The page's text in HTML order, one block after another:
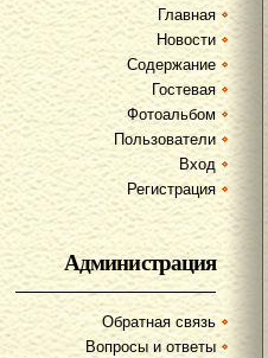
Главная
Новости
Содержание
Гостевая
Фотоальбом
Пользователи
Вход
Регистрация
Администрация
Обратная связь
Вопросы и ответы